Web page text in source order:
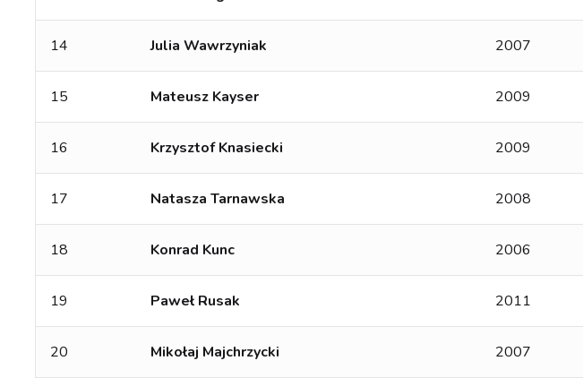
14 Julia Wawrzyniak 2007
15 Mateusz Kayser 2009
16 Krzysztof Knasiecki 2009
17 Natasza Tarnawska 2008
18 Konrad Kunc 2006
19 Paweł Rusak 2011
20 Mikołaj Majchrzycki 2007